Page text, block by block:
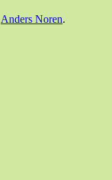
Anders Noren.